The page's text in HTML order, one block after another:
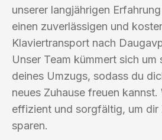
unserer langjährigen
einen zuverlässigen und
Klaviertransport nach
Unser Team kümmert sich um
deines Umzugs, sodass du
neues Zuhause freuen kannst.
effizient und sorgfältig, um dir
sparen.